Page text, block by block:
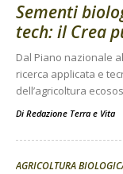
Sementi
tech: il Crea
Dal Piano nazionale
ricerca applicata e
dell’agricoltura
Di Redazione Terra e Vita
AGRICOLTURA